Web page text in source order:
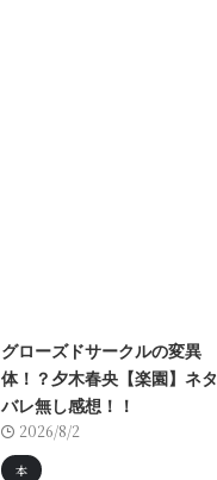
グローズドサークルの変異
体！？夕木春央【楽園】ネタ
バレ無し感想！！
2026/8/2
本